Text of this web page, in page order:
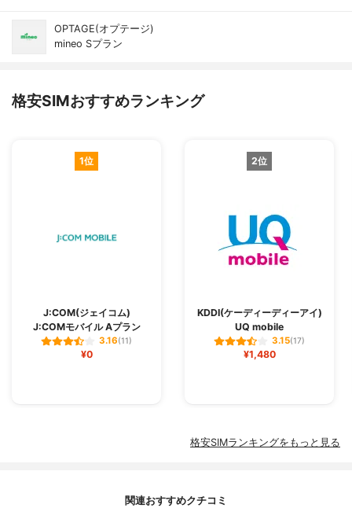
OPTAGE(オプテージ)
mineo Sプラン
格安SIMおすすめランキング
1位
J:COM(ジェイコム)
J:COMモバイル Aプラン
3.16(11)
¥0
2位
KDDI(ケーディーディーアイ)
UQ mobile
3.15(17)
¥1,480
格安SIMランキングをもっと見る
関連おすすめクチコミ